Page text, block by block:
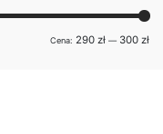
Cena: 290 zł — 300 zł